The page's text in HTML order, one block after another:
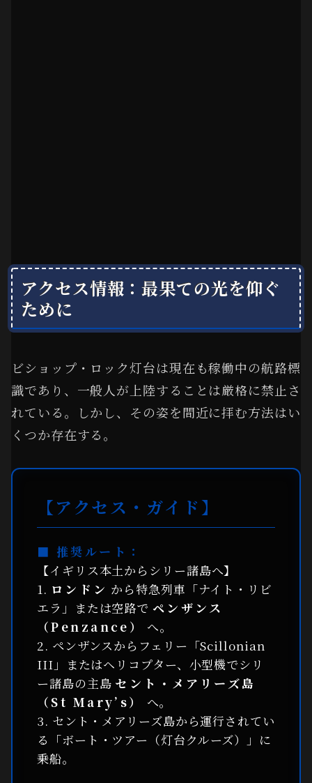
アクセス情報：最果ての光を仰ぐ
ために
ビショップ・ロック灯台は現在も稼働中の航路標
識であり、一般人が上陸することは厳格に禁止さ
れている。しかし、その姿を間近に拝む方法はい
くつか存在する。
【アクセス・ガイド】
■ 推奨ルート：
【イギリス本土からシリー諸島へ】
1. ロンドン から特急列車「ナイト・リビ
エラ」または空路で ペンザンス
（Penzance）
へ。
2. ペンザンスからフェリー「Scillonian
III」またはヘリコプター、小型機でシリ
ー諸島の主島 セント・メアリーズ島
（St Mary’s）
へ。
3. セント・メアリーズ島から運行されてい
る「ボート・ツアー（灯台クルーズ）」に
乗船。